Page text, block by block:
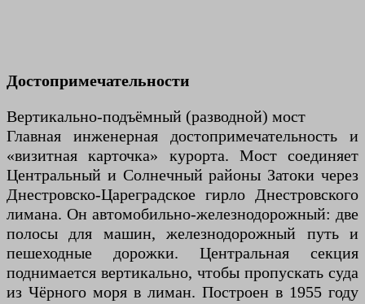
Достопримечательности
Вертикально-подъёмный (разводной) мост
Главная инженерная достопримечательность и
«визитная карточка» курорта. Мост соединяет
Центральный и Солнечный районы Затоки через
Днестровско-Цареградское гирло Днестровского
лимана. Он автомобильно-железнодорожный: две
полосы для машин, железнодорожный путь и
пешеходные дорожки. Центральная секция
поднимается вертикально, чтобы пропускать суда
из Чёрного моря в лиман. Построен в 1955 году